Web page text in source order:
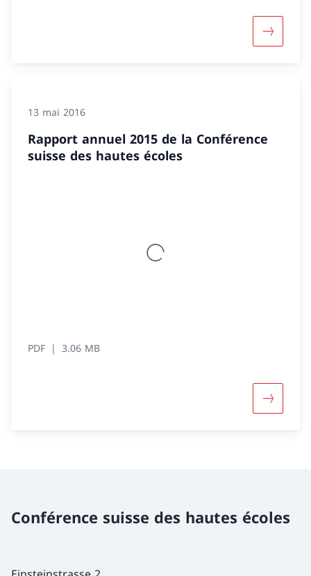
13 mai 2016
Rapport annuel 2015 de la Conférence
suisse des hautes écoles
PDF 3.06 MB
Conférence suisse des hautes écoles